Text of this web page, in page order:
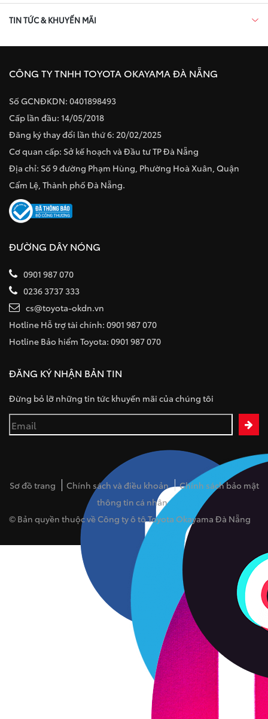
TIN TỨC & KHUYẾN MÃI
CÔNG TY TNHH TOYOTA OKAYAMA ĐÀ NẴNG
Số GCNĐKDN: 0401898493
Cấp lần đầu: 14/05/2018
Đăng ký thay đổi lần thứ 6: 20/02/2025
Cơ quan cấp: Sở kế hoạch và Đầu tư TP Đà Nẵng
Địa chỉ: Số 9 đường Phạm Hùng, Phường Hoà Xuân, Quận
Cẩm Lệ, Thành phố Đà Nẵng.
ĐƯỜNG DÂY NÓNG
0901 987 070
0236 3737 333
cs@toyota-okdn.vn
Hotline Hỗ trợ tài chính: 0901 987 070
Hotline Bảo hiểm Toyota: 0901 987 070
ĐĂNG KÝ NHẬN BẢN TIN
Đừng bỏ lỡ những tin tức khuyến mãi của chúng tôi
Sơ đồ trang Chính sách và điều khoản
Chính sách bảo mật
thông tin cá nhân
© Bản quyền thuộc về Công ty ô tô Toyota Okayama Đà Nẵng